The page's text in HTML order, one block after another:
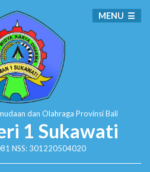
dan Olahraga Provinsi Bali
1 Sukawati
NSS: 301220504020
MENU